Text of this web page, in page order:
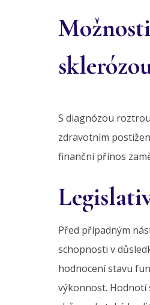
S diagnózou
zdravotním
finanční přínos
Před případným
schopnosti v
hodnocení stavu
výkonnost.